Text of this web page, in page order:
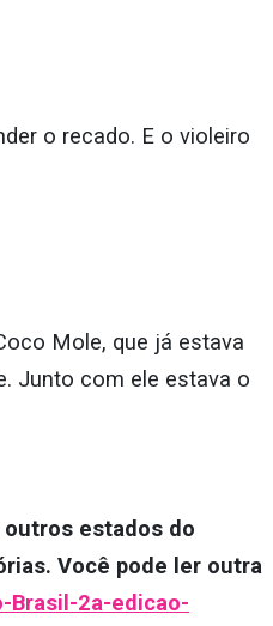
o recado. E o violeiro
Mole, que já estava
Junto com ele estava o
outros estados do
Você pode ler outra
Brasil-2a-edicao-